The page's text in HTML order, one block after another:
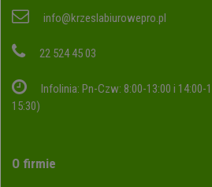
info@krzeslabiurowepro.pl
22 524 45 03
Infolinia: Pn-Czw: 8:00-13:00 i 14:00-
15:30)
O firmie